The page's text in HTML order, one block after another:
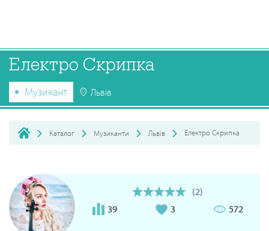
Електро Скрипка
Музикант Львів
Каталог Музиканти Львів Електро Скрипка
(2)
39
3 572